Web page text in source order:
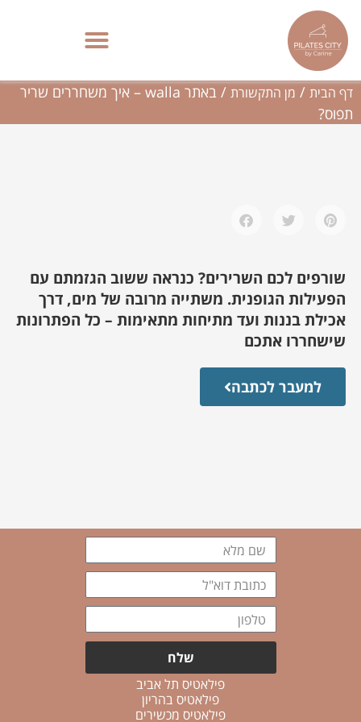
לתוכן
באתר walla – איך משחררים שריר תפוס?
דף הבית / מן התקשורת /
באתר walla – איך משחררים שריר
תפוס?
שורפים לכם השרירים? כנראה ששוב הגזמתם עם
הפעילות הגופנית. משתייה מרובה של מים, דרך
אכילת בננות ועד מתיחות מתאימות – כל הפתרונות
שישחררו אתכם
למעבר לכתבה
שם
מלא
כתובת
דוא"ל
טלפון
שלח
פילאטיס תל אביב
פילאטיס בהריון
פילאטיס מכשירים